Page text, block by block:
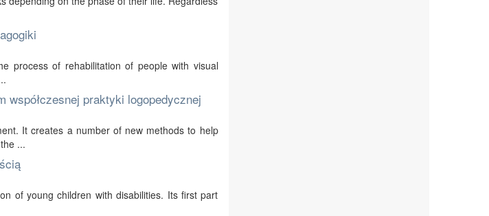
process of rehabilitation of people with visual
współczesnej praktyki logopedycznej
It creates a number of new methods to help
...
of young children with disabilities. Its first part